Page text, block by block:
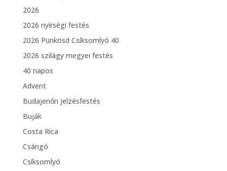
2026
2026 nyírségi festés
2026 Pünkösd Csíksomlyó 40
2026 szilágy megyei festés
40 napos
Advent
Budajenőn jelzésfestés
Buják
Costa Rica
Csángó
Csíksomlyó